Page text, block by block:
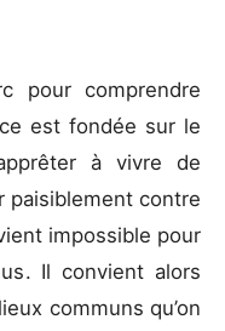
pour comprendre
est fondée sur le
à vivre de
paisiblement contre
impossible pour
Il convient alors
communs qu’on